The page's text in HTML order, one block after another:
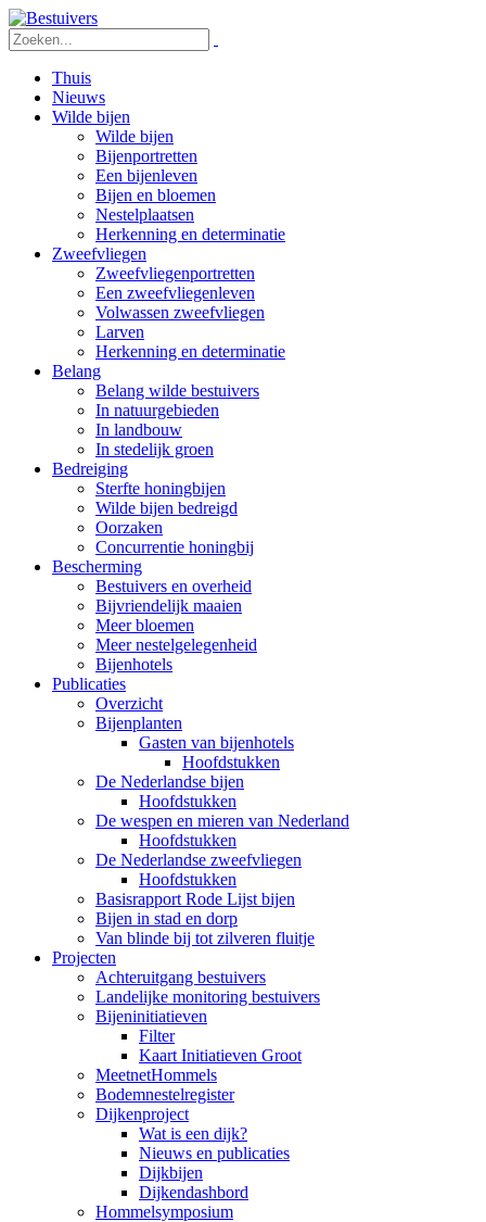
Thuis
Nieuws
Wilde bijen
Wilde bijen
Bijenportretten
Een bijenleven
Bijen en bloemen
Nestelplaatsen
Herkenning en determinatie
Zweefvliegen
Zweefvliegenportretten
Een zweefvliegenleven
Volwassen zweefvliegen
Larven
Herkenning en determinatie
Belang
Belang wilde bestuivers
In natuurgebieden
In landbouw
In stedelijk groen
Bedreiging
Sterfte honingbijen
Wilde bijen bedreigd
Oorzaken
Concurrentie honingbij
Bescherming
Bestuivers en overheid
Bijvriendelijk maaien
Meer bloemen
Meer nestelgelegenheid
Bijenhotels
Publicaties
Overzicht
Bijenplanten
Gasten van bijenhotels
Hoofdstukken
De Nederlandse bijen
Hoofdstukken
De wespen en mieren van Nederland
Hoofdstukken
De Nederlandse zweefvliegen
Hoofdstukken
Basisrapport Rode Lijst bijen
Bijen in stad en dorp
Van blinde bij tot zilveren fluitje
Projecten
Achteruitgang bestuivers
Landelijke monitoring bestuivers
Bijeninitiatieven
Filter
Kaart Initiatieven Groot
MeetnetHommels
Bodemnestelregister
Dijkenproject
Wat is een dijk?
Nieuws en publicaties
Dijkbijen
Dijkendashbord
Hommelsymposium